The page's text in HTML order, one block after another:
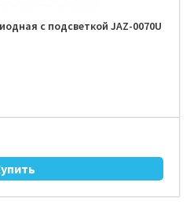
с подсветкой JAZ-0070U